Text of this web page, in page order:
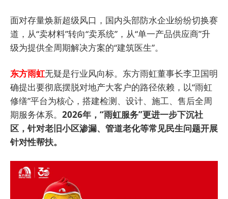
面对存量焕新超级风口，国内头部防水企业纷纷切换赛
道，从“卖材料”转向“卖系统”，从“单一产品供应商”升
级为提供全周期解决方案的“建筑医生”。
东方雨虹无疑是行业风向标。东方雨虹董事长李卫国明
确提出要彻底摆脱对地产大客户的路径依赖，以“雨虹
修缮”平台为核心，搭建检测、设计、施工、售后全周
期服务体系。 2026年，“雨虹服务”更进一步下沉社
区，针对老旧小区渗漏、管道老化等常见民生问题开展
针对性帮扶。